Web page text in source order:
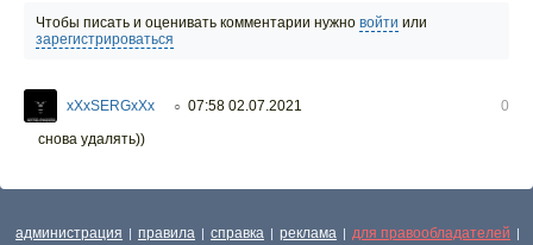
Чтобы писать и оценивать комментарии нужно войти или
зарегистрироваться
xXxSERGxXx ○ 07:58 02.07.2021
0
снова удалять))
администрация | правила | справка | реклама | для правообладателей |